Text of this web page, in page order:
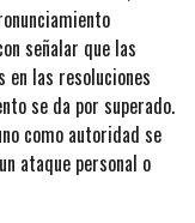
señalar que las
en las resoluciones
se da por superado.
como autoridad se
ataque personal o